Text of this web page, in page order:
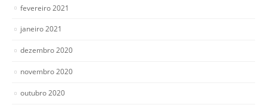
fevereiro 2021
janeiro 2021
dezembro 2020
novembro 2020
outubro 2020